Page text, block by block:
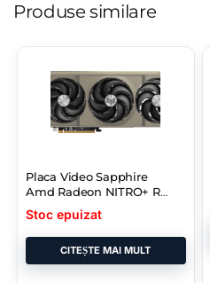
Produse similare
Placa Video Sapphire
Amd Radeon NITRO+ Rx
9070 GDDR6 256
Stoc epuizat
CITEȘTE MAI MULT